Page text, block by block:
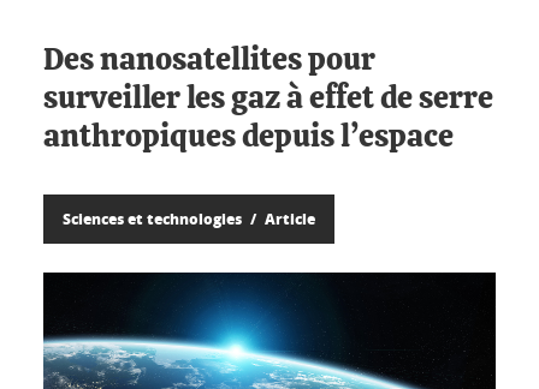
Des nanosatellites pour
surveiller les gaz à effet de serre
anthropiques depuis l’espace
Sciences et technologies Article